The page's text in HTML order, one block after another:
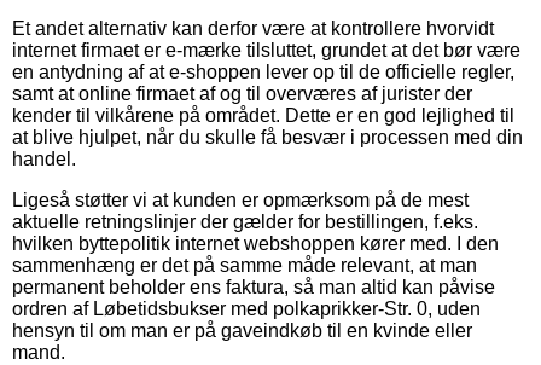
Et andet alternativ kan derfor være at kontrollere hvorvidt
internet firmaet er e-mærke tilsluttet, grundet at det bør være
en antydning af at e-shoppen lever op til de officielle regler,
samt at online firmaet af og til overværes af jurister der
kender til vilkårene på området. Dette er en god lejlighed til
at blive hjulpet, når du skulle få besvær i processen med din
handel.
Ligeså støtter vi at kunden er opmærksom på de mest
aktuelle retningslinjer der gælder for bestillingen, f.eks.
hvilken byttepolitik internet webshoppen kører med. I den
sammenhæng er det på samme måde relevant, at man
permanent beholder ens faktura, så man altid kan påvise
ordren af Løbetidsbukser med polkaprikker-Str. 0, uden
hensyn til om man er på gaveindkøb til en kvinde eller
mand.